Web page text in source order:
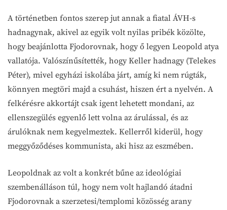
A történetben fontos szerep jut annak a fiatal ÁVH-s
hadnagynak, akivel az egyik volt nyilas pribék közölte,
hogy beajánlotta Fjodorovnak, hogy ő legyen Leopold atya
vallatója. Valószínűsítették, hogy Keller hadnagy (Telekes
Péter), mivel egyházi iskolába járt, amíg ki nem rúgták,
könnyen megtöri majd a csuhást, hiszen ért a nyelvén. A
felkérésre akkortájt csak igent lehetett mondani, az
ellenszegülés egyenlő lett volna az árulással, és az
árulóknak nem kegyelmeztek. Kellerről kiderül, hogy
meggyőződéses kommunista, aki hisz az eszmében.
Leopoldnak az volt a konkrét bűne az ideológiai
szembenálláson túl, hogy nem volt hajlandó átadni
Fjodorovnak a szerzetesi/templomi közösség arany